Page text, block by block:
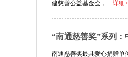
建慈善公益基金会，... 详细>
“南通慈善奖”系列
南通慈善奖最具爱心捐赠